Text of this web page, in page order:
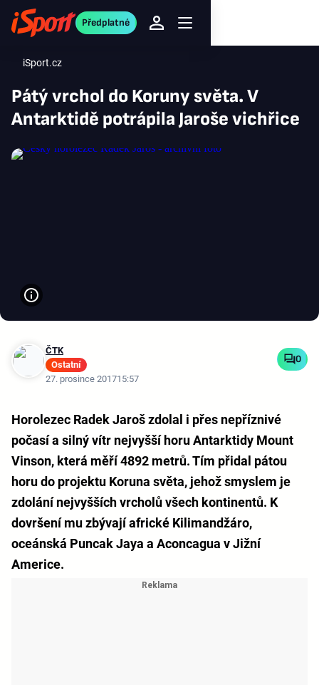
Předplatné
iSport.cz
Pátý vrchol do Koruny světa. V
Antarktidě potrápila Jaroše vichřice
ČTK
Ostatní
27. prosince 201715:57
0
Horolezec Radek Jaroš zdolal i přes nepříznivé
počasí a silný vítr nejvyšší horu Antarktidy Mount
Vinson, která měří 4892 metrů. Tím přidal pátou
horu do projektu Koruna světa, jehož smyslem je
zdolání nejvyšších vrcholů všech kontinentů. K
dovršení mu zbývají africké Kilimandžáro,
oceánská Puncak Jaya a Aconcagua v Jižní
Americe.